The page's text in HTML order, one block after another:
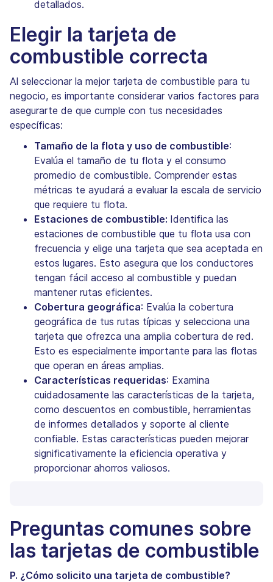
detallados.
Elegir la tarjeta de
combustible correcta
Al seleccionar la mejor tarjeta de combustible para tu
negocio, es importante considerar varios factores para
asegurarte de que cumple con tus necesidades
específicas:
Tamaño de la flota y uso de combustible:
Evalúa el tamaño de tu flota y el consumo
promedio de combustible. Comprender estas
métricas te ayudará a evaluar la escala de servicio
que requiere tu flota.
Estaciones de combustible: Identifica las
estaciones de combustible que tu flota usa con
frecuencia y elige una tarjeta que sea aceptada en
estos lugares. Esto asegura que los conductores
tengan fácil acceso al combustible y puedan
mantener rutas eficientes.
Cobertura geográfica: Evalúa la cobertura
geográfica de tus rutas típicas y selecciona una
tarjeta que ofrezca una amplia cobertura de red.
Esto es especialmente importante para las flotas
que operan en áreas amplias.
Características requeridas: Examina
cuidadosamente las características de la tarjeta,
como descuentos en combustible, herramientas
de informes detallados y soporte al cliente
confiable. Estas características pueden mejorar
significativamente la eficiencia operativa y
proporcionar ahorros valiosos.
Preguntas comunes sobre
las tarjetas de combustible
P. ¿Cómo solicito una tarjeta de combustible?